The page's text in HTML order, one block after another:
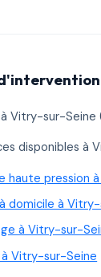
Vitry-sur-
disponibles à
haute pression
domicile à
à Vitry-sur-
à Vitry-sur-Seine